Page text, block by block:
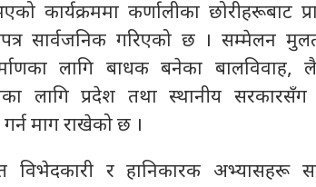
कार्यक्रममा कर्णालीका छोरीहरूबाट
सार्वजनिक गरिएको छ । सम्मेलन
लागि बाधक बनेका बालविवाह,
लागि प्रदेश तथा स्थानीय
गर्न माग राखेको छ ।
विभेदकारी र हानिकारक अभ्यासहरू